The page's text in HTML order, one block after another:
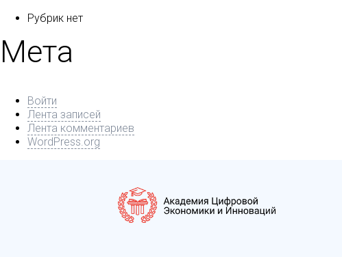
Рубрик нет
Мета
Войти
Лента записей
Лента комментариев
WordPress.org